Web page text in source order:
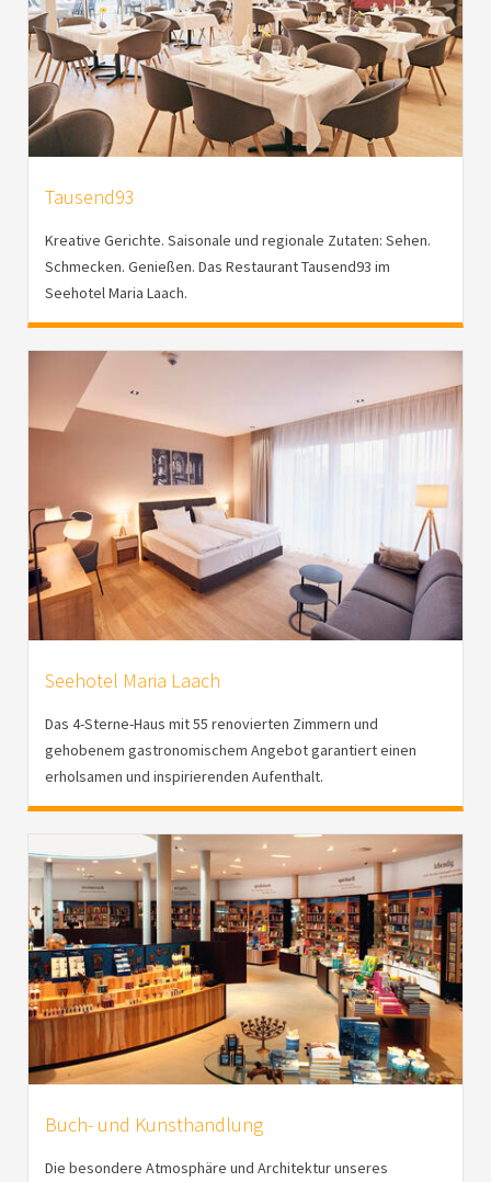
Tausend93
Kreative Gerichte. Saisonale und regionale Zutaten: Sehen.
Schmecken. Genießen. Das Restaurant Tausend93 im
Seehotel Maria Laach.
Seehotel Maria Laach
Das 4-Sterne-Haus mit 55 renovierten Zimmern und
gehobenem gastronomischem Angebot garantiert einen
erholsamen und inspirierenden Aufenthalt.
Buch- und Kunsthandlung
Die besondere Atmosphäre und Architektur unseres